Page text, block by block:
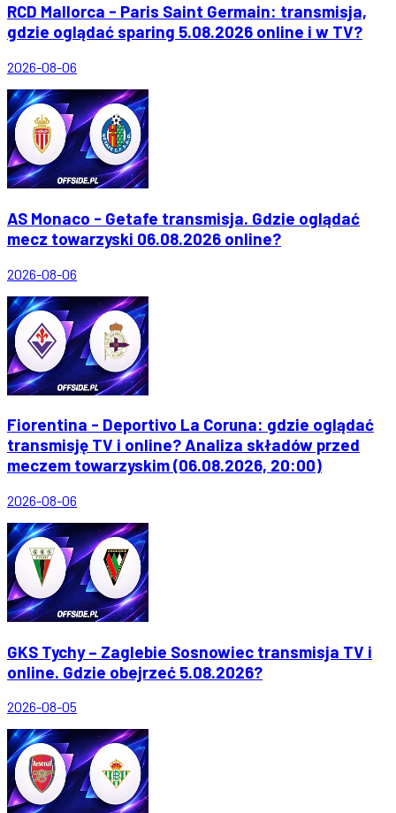
RCD Mallorca - Paris Saint Germain: transmisja,
gdzie oglądać sparing 5.08.2026 online i w TV?
2026-08-06
AS Monaco - Getafe transmisja. Gdzie oglądać
mecz towarzyski 06.08.2026 online?
2026-08-06
Fiorentina - Deportivo La Coruna: gdzie oglądać
transmisję TV i online? Analiza składów przed
meczem towarzyskim (06.08.2026, 20:00)
2026-08-06
GKS Tychy – Zaglebie Sosnowiec transmisja TV i
online. Gdzie obejrzeć 5.08.2026?
2026-08-05